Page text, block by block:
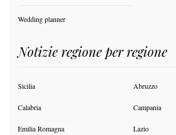
Wedding planner
Notizie regione per regione
Sicilia Abruzzo
Calabria Campania
Emilia Romagna Lazio